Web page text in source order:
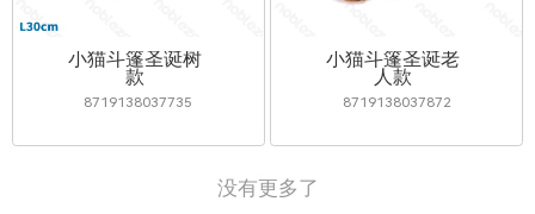
小猫斗篷圣诞树
款
8719138037735
小猫斗篷圣诞老
人款
8719138037872
没有更多了